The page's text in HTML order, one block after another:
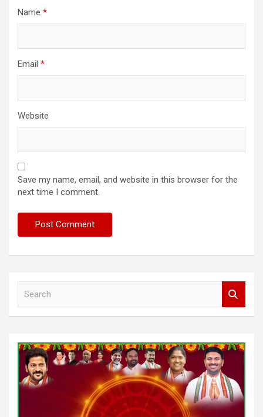
Name *
Email *
Website
Save my name, email, and website in this browser for the
next time I comment.
h